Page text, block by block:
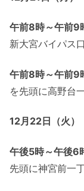
午前8時～午前9
新大宮バイパス
午前8時～午前9
を先頭に高野台
12月 22日（火）
午後5時～午後6
先頭に神宮前一